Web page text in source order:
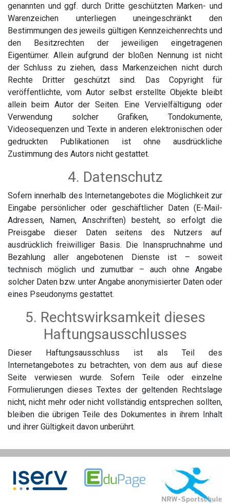
genannten und ggf. durch Dritte geschützten Marken- und
Warenzeichen unterliegen uneingeschränkt den
Bestimmungen des jeweils gültigen Kennzeichenrechts und
den Besitzrechten der jeweiligen eingetragenen
Eigentümer. Allein aufgrund der bloßen Nennung ist nicht
der Schluss zu ziehen, dass Markenzeichen nicht durch
Rechte Dritter geschützt sind. Das Copyright für
veröffentlichte, vom Autor selbst erstellte Objekte bleibt
allein beim Autor der Seiten. Eine Vervielfältigung oder
Verwendung solcher Grafiken, Tondokumente,
Videosequenzen und Texte in anderen elektronischen oder
gedruckten Publikationen ist ohne ausdrückliche
Zustimmung des Autors nicht gestattet.
4. Datenschutz
Sofern innerhalb des Internetangebotes die Möglichkeit zur
Eingabe persönlicher oder geschäftlicher Daten (E-Mail-
Adressen, Namen, Anschriften) besteht, so erfolgt die
Preisgabe dieser Daten seitens des Nutzers auf
ausdrücklich freiwilliger Basis. Die Inanspruchnahme und
Bezahlung aller angebotenen Dienste ist – soweit
technisch möglich und zumutbar – auch ohne Angabe
solcher Daten bzw. unter Angabe anonymisierter Daten oder
eines Pseudonyms gestattet.
5. Rechtswirksamkeit dieses
Haftungsausschlusses
Dieser Haftungsausschluss ist als Teil des
Internetangebotes zu betrachten, von dem aus auf diese
Seite verwiesen wurde. Sofern Teile oder einzelne
Formulierungen dieses Textes der geltenden Rechtslage
nicht, nicht mehr oder nicht vollständig entsprechen sollten,
bleiben die übrigen Teile des Dokumentes in ihrem Inhalt
und ihrer Gültigkeit davon unberührt.